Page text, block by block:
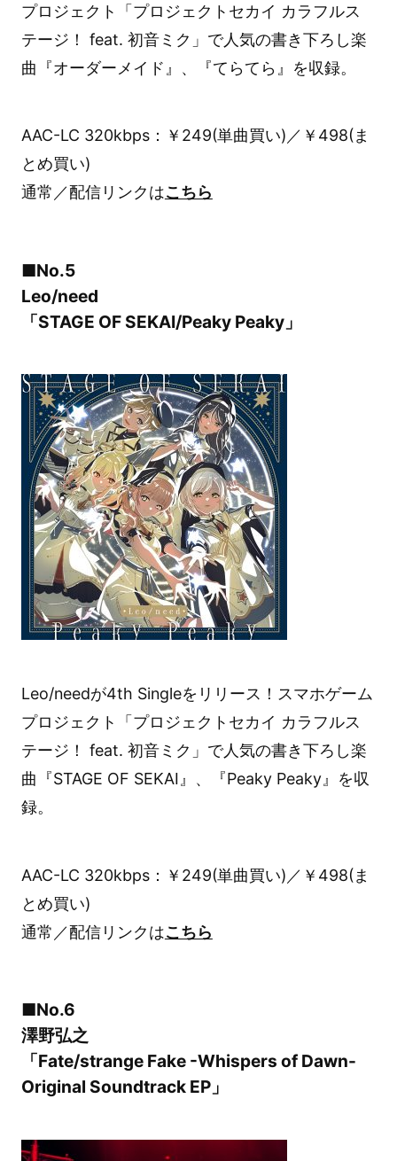
プロジェクト「プロジェクトセカイ カラフルス
テージ！ feat. 初音ミク」で人気の書き下ろし楽
曲『オーダーメイド』、『てらてら』を収録。
AAC-LC 320kbps：￥249(単曲買い)／￥498(ま
とめ買い)
通常／配信リンクはこちら
■No.5
Leo/need
「STAGE OF SEKAI/Peaky Peaky」
Leo/needが4th Singleをリリース！スマホゲーム
プロジェクト「プロジェクトセカイ カラフルス
テージ！ feat. 初音ミク」で人気の書き下ろし楽
曲『STAGE OF SEKAI』、『Peaky Peaky』を収
録。
AAC-LC 320kbps：￥249(単曲買い)／￥498(ま
とめ買い)
通常／配信リンクはこちら
■No.6
澤野弘之
「Fate/strange Fake -Whispers of Dawn-
Original Soundtrack EP」